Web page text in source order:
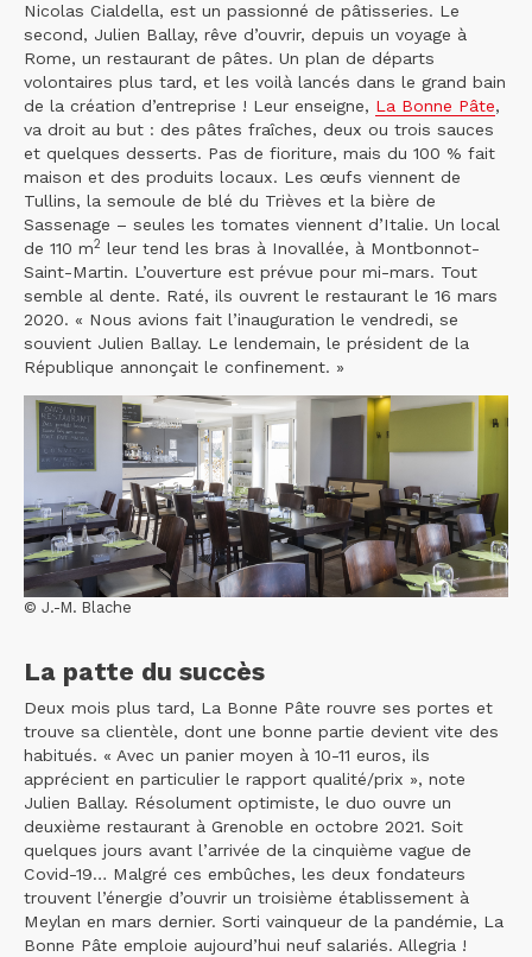
Nicolas Cialdella, est un passionné de pâtisseries. Le
second, Julien Ballay, rêve d’ouvrir, depuis un voyage à
Rome, un restaurant de pâtes. Un plan de départs
volontaires plus tard, et les voilà lancés dans le grand bain
de la création d’entreprise ! Leur enseigne, La Bonne Pâte,
va droit au but : des pâtes fraîches, deux ou trois sauces
et quelques desserts. Pas de fioriture, mais du 100 % fait
maison et des produits locaux. Les œufs viennent de
Tullins, la semoule de blé du Trièves et la bière de
Sassenage – seules les tomates viennent d’Italie. Un local
de 110 m2 leur tend les bras à Inovallée, à Montbonnot-
Saint-Martin. L’ouverture est prévue pour mi-mars. Tout
semble al dente. Raté, ils ouvrent le restaurant le 16 mars
2020. « Nous avions fait l’inauguration le vendredi, se
souvient Julien Ballay. Le lendemain, le président de la
République annonçait le confinement. »
© J.-M. Blache
La patte du succès
Deux mois plus tard, La Bonne Pâte rouvre ses portes et
trouve sa clientèle, dont une bonne partie devient vite des
habitués. « Avec un panier moyen à 10-11 euros, ils
apprécient en particulier le rapport qualité/prix », note
Julien Ballay. Résolument optimiste, le duo ouvre un
deuxième restaurant à Grenoble en octobre 2021. Soit
quelques jours avant l’arrivée de la cinquième vague de
Covid-19… Malgré ces embûches, les deux fondateurs
trouvent l’énergie d’ouvrir un troisième établissement à
Meylan en mars dernier. Sorti vainqueur de la pandémie, La
Bonne Pâte emploie aujourd’hui neuf salariés. Allegria !